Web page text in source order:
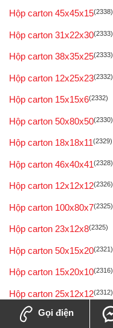
Hộp carton 45x45x15(2338)
Hộp carton 31x22x30(2333)
Hộp carton 38x35x25(2333)
Hộp carton 12x25x23(2332)
Hộp carton 15x15x6(2332)
Hộp carton 50x80x50(2330)
Hộp carton 18x18x11(2329)
Hộp carton 46x40x41(2328)
Hộp carton 12x12x12(2326)
Hộp carton 100x80x7(2325)
Hộp carton 23x12x8(2325)
Hộp carton 50x15x20(2321)
Hộp carton 15x20x10(2316)
Hộp carton 25x12x12(2312)
Hộp carton 3x8x5
Gọi điện